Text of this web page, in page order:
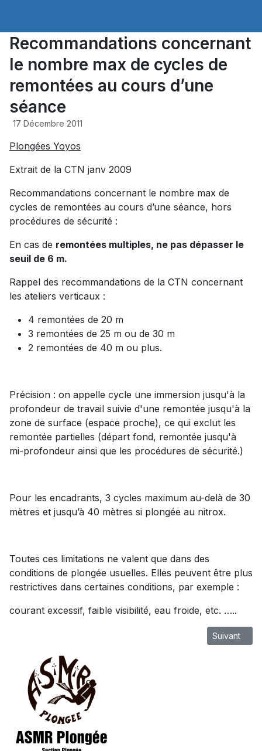
Recommandations concernant
le nombre max de cycles de
remontées au cours d’une
séance
17 Décembre 2011
Plongées Yoyos
Extrait de la CTN janv 2009
Recommandations concernant le nombre max de
cycles de remontées au cours d’une séance, hors
procédures de sécurité :
En cas de remontées multiples, ne pas dépasser le
seuil de 6 m.
Rappel des recommandations de la CTN concernant
les ateliers verticaux :
4 remontées de 20 m
3 remontées de 25 m ou de 30 m
2 remontées de 40 m ou plus.
Précision : on appelle cycle une immersion jusqu'à la
profondeur de travail suivie d'une remontée jusqu'à la
zone de surface (espace proche), ce qui exclut les
remontée partielles (départ fond, remontée jusqu'à
mi-profondeur ainsi que les procédures de sécurité.)
Pour les encadrants, 3 cycles maximum au-delà de 30
mètres et jusqu’à 40 mètres si plongée au nitrox.
Toutes ces limitations ne valent que dans des
conditions de plongée usuelles. Elles peuvent être plus
restrictives dans certaines conditions, par exemple :
courant excessif, faible visibilité, eau froide, etc. …..
Article
Suivant